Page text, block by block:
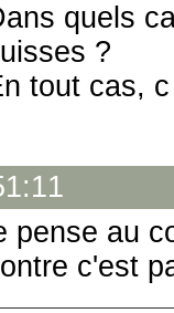
quels
?
tout cas,
pense au
c'est